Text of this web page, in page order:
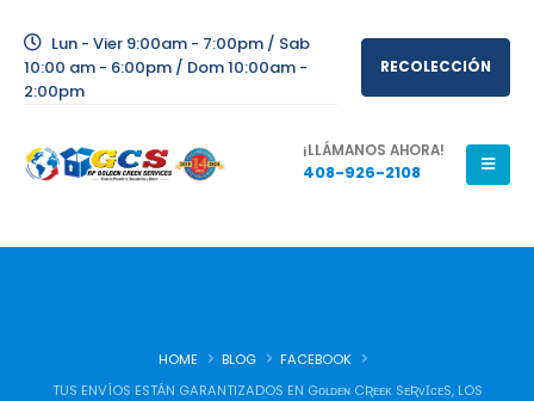
Lun - Vier 9:00am - 7:00pm / Sab
10:00 am - 6:00pm / Dom 10:00am -
2:00pm
RECOLECCIÓN
¡LLÁMANOS AHORA!
408-926-2108
HOME BLOG
FACEBOOK
TUS ENVÍOS ESTÁN GARANTIZADOS EN Gᴏʟᴅᴇɴ CƦᴇᴇᴋ SᴇƦᴠꞮᴄᴇS, LOS